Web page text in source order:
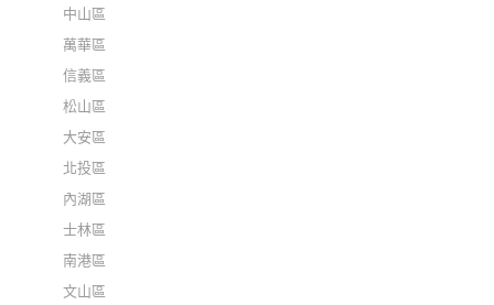
中山區
萬華區
信義區
松山區
大安區
北投區
內湖區
士林區
南港區
文山區